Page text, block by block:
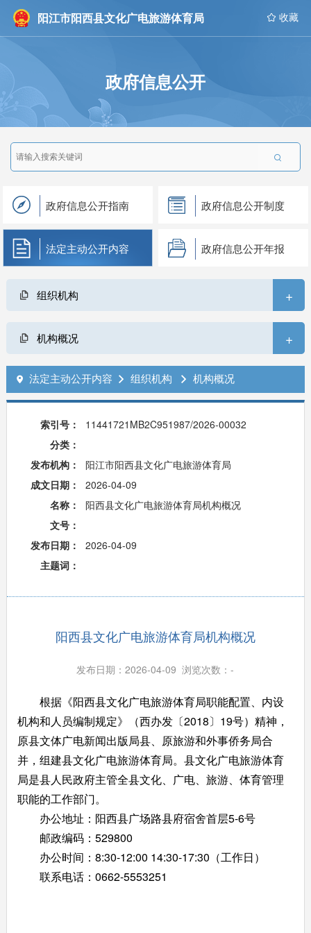
阳江市阳西县文化广电旅游体育局  收藏
政府信息公开

政府信息公开指南 政府信息公开制度
法定主动公开内容 政府信息公开年报
组织机构 +
机构概况 +
 法定主动公开内容  组织机构  机构概况
索引号：
11441721MB2C951987/2026-00032
分类：
发布机构：
阳江市阳西县文化广电旅游体育局
成文日期：
2026-04-09
名称：
阳西县文化广电旅游体育局机构概况
文号：
发布日期：
2026-04-09
主题词：
阳西县文化广电旅游体育局机构概况
发布日期：2026-04-09 浏览次数：-
根据《阳西县文化广电旅游体育局职能配置、内设
机构和人员编制规定》（西办发〔2018〕19号）精神，
原县文体广电新闻出版局县、原旅游和外事侨务局合
并，组建县文化广电旅游体育局。县文化广电旅游体育
局是县人民政府主管全县文化、广电、旅游、体育管理
职能的工作部门。
办公地址：阳西县广场路县府宿舍首层5-6号
邮政编码：529800
办公时间：8:30-12:00 14:30-17:30（工作日）
联系电话：0662-5553251